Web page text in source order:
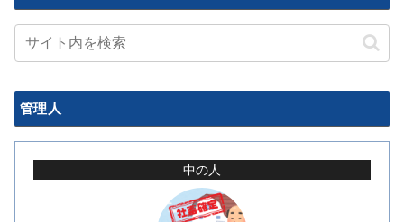
管理人
中の人